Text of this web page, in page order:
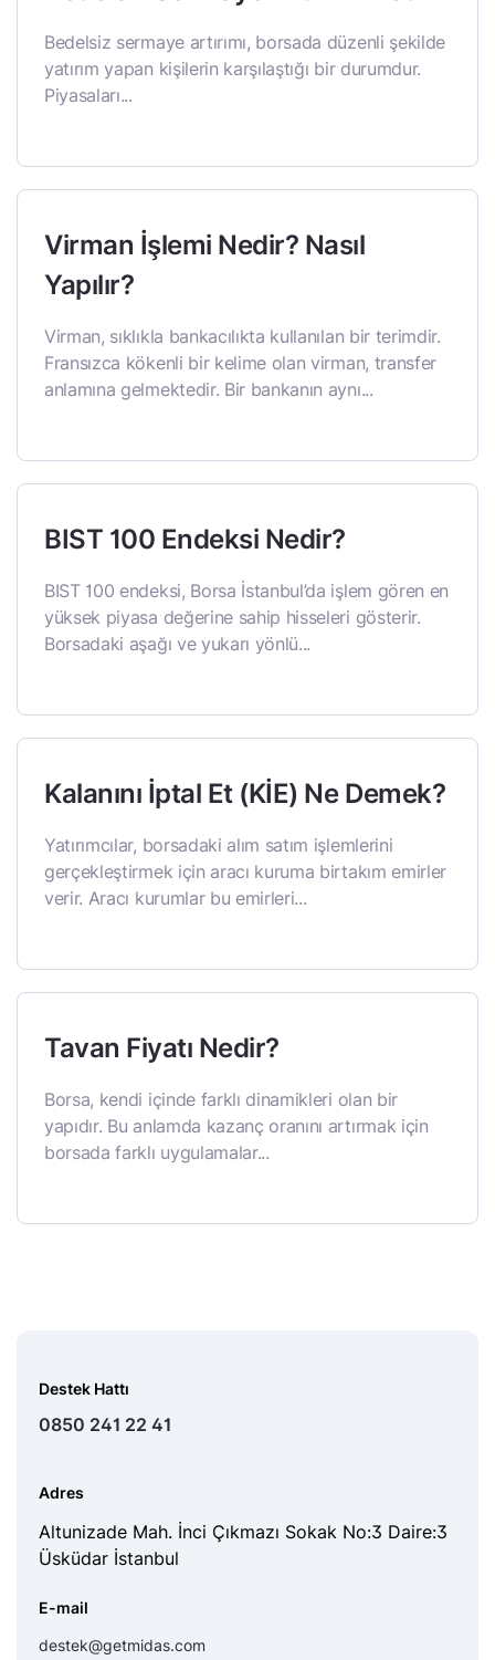
Bedelsiz sermaye artırımı, borsada düzenli şekilde
yatırım yapan kişilerin karşılaştığı bir durumdur.
Piyasaları...
Virman İşlemi Nedir? Nasıl
Yapılır?
Virman, sıklıkla bankacılıkta kullanılan bir terimdir.
Fransızca kökenli bir kelime olan virman, transfer
anlamına gelmektedir. Bir bankanın aynı...
BIST 100 Endeksi Nedir?
BIST 100 endeksi, Borsa İstanbul’da işlem gören en
yüksek piyasa değerine sahip hisseleri gösterir.
Borsadaki aşağı ve yukarı yönlü...
Kalanını İptal Et (KİE) Ne Demek?
Yatırımcılar, borsadaki alım satım işlemlerini
gerçekleştirmek için aracı kuruma birtakım emirler
verir. Aracı kurumlar bu emirleri...
Tavan Fiyatı Nedir?
Borsa, kendi içinde farklı dinamikleri olan bir
yapıdır. Bu anlamda kazanç oranını artırmak için
borsada farklı uygulamalar...
Destek Hattı
0850 241 22 41
Adres
Altunizade Mah. İnci Çıkmazı Sokak No:3 Daire:3
Üsküdar İstanbul
E-mail
destek@getmidas.com